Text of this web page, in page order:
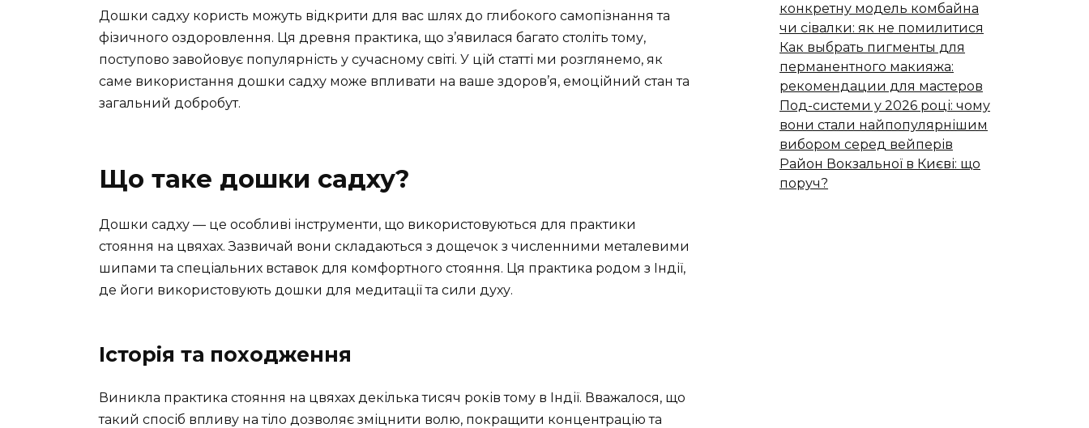
Дошки садху користь можуть відкрити для вас шлях до глибокого самопізнання та
фізичного оздоровлення. Ця древня практика, що з’явилася багато століть тому,
поступово завойовує популярність у сучасному світі. У цій статті ми розглянемо, як
саме використання дошки садху може впливати на ваше здоров’я, емоційний стан та
загальний добробут.
Що таке дошки садху?
Дошки садху — це особливі інструменти, що використовуються для практики
стояння на цвяхах. Зазвичай вони складаються з дощечок з численними металевими
шипами та спеціальних вставок для комфортного стояння. Ця практика родом з Індії,
де йоги використовують дошки для медитації та сили духу.
Історія та походження
Виникла практика стояння на цвяхах декілька тисяч років тому в Індії. Вважалося, що
такий спосіб впливу на тіло дозволяє зміцнити волю, покращити концентрацію та
конкретну модель комбайна
чи сівалки: як не помилитися
Как выбрать пигменты для
перманентного макияжа:
рекомендации для мастеров
Под-системи у 2026 році: чому
вони стали найпопулярнішим
вибором серед вейперів
Район Вокзальної в Києві: що
поруч?